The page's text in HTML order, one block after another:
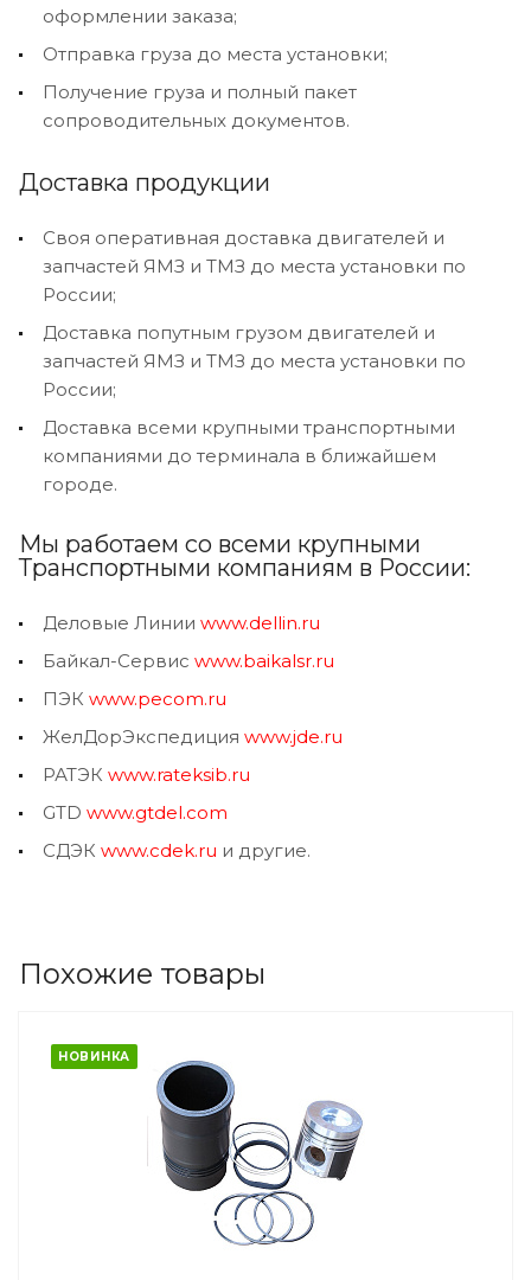
оформлении заказа;
Отправка груза до места установки;
Получение груза и полный пакет
сопроводительных документов.
Доставка продукции
Своя оперативная доставка двигателей и
запчастей ЯМЗ и ТМЗ до места установки по
России;
Доставка попутным грузом двигателей и
запчастей ЯМЗ и ТМЗ до места установки по
России;
Доставка всеми крупными транспортными
компаниями до терминала в ближайшем
городе.
Мы работаем со всеми крупными
Транспортными компаниям в России:
Деловые Линии www.dellin.ru
Байкал-Сервис www.baikalsr.ru
ПЭК www.pecom.ru
ЖелДорЭкспедиция www.jde.ru
РАТЭК www.rateksib.ru
GTD www.gtdel.com
СДЭК www.cdek.ru и другие.
Похожие товары
НОВИНКА